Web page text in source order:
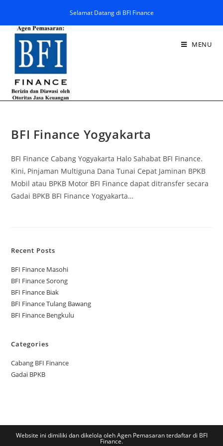
Selamat Datang di BFI Finance
MENU
BFI Finance Yogyakarta
BFI Finance Cabang Yogyakarta Halo Sahabat BFI Finance.
Kini, Pinjaman Multiguna Dana Tunai Cepat Jaminan BPKB
Mobil atau BPKB Motor BFI Finance dapat ditransfer secara
Gadai BPKB BFI Finance Yogyakarta…
Recent Posts
BFI Finance Masohi
BFI Finance Sorong
BFI Finance Biak
BFI Finance Tulang Bawang
BFI Finance Bengkulu
Categories
Cabang BFI Finance
Gadai BPKB
Website ini dimiliki dan dikelola oleh Agen Pemasaran terdaftar di BFI
Finance.